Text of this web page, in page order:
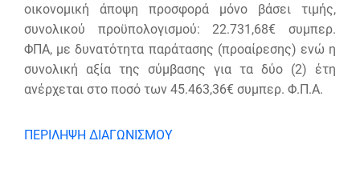
οικονομική άποψη προσφορά μόνο βάσει τιμής,
συνολικού προϋπολογισμού: 22.731,68€ συμπερ.
ΦΠΑ, με δυνατότητα παράτασης (προαίρεσης) ενώ η
συνολική αξία της σύμβασης για τα δύο (2) έτη
ανέρχεται στο ποσό των 45.463,36€ συμπερ. Φ.Π.Α.
ΠΕΡΙΛΗΨΗ ΔΙΑΓΩΝΙΣΜΟΥ